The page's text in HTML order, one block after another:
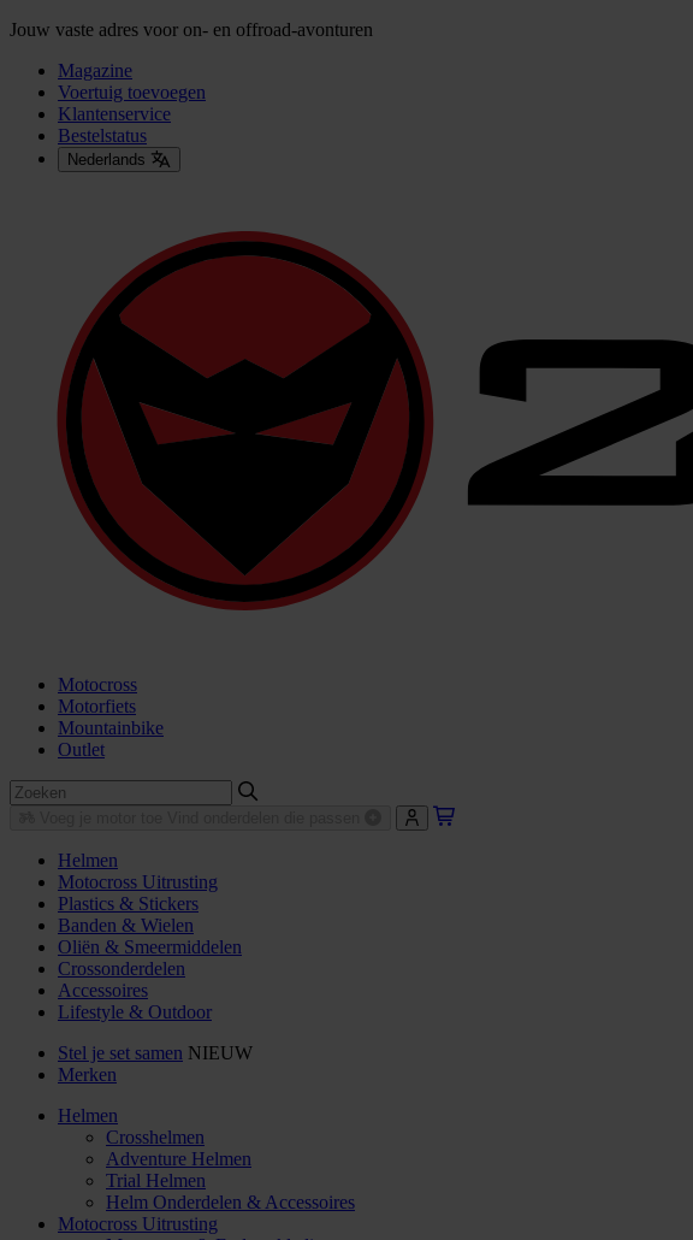
Jouw vaste adres voor on- en offroad-avonturen
Magazine
Voertuig toevoegen
Klantenservice
Bestelstatus
Nederlands
Motocross
Motorfiets
Mountainbike
Outlet
Helmen
Motocross Uitrusting
Plastics & Stickers
Banden & Wielen
Oliën & Smeermiddelen
Crossonderdelen
Accessoires
Lifestyle & Outdoor
Stel je set samen NIEUW
Merken
Helmen
Crosshelmen
Adventure Helmen
Trial Helmen
Helm Onderdelen & Accessoires
Motocross Uitrusting